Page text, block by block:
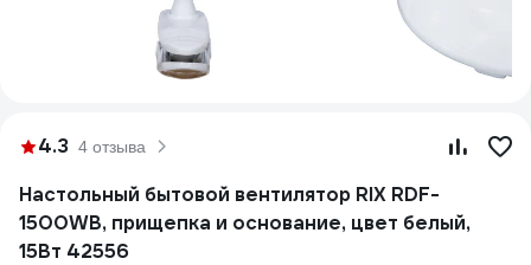
4.3 4 отзыва
Настольный бытовой вентилятор RIX RDF-
1500WB, прищепка и основание, цвет белый,
15Вт 42556